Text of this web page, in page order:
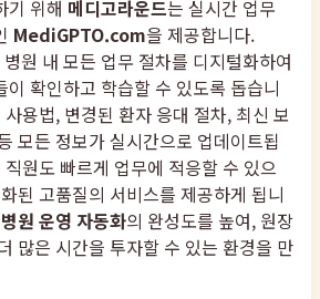
기 위해 메디고라운드는 실시간 업무
MediGPTO.com을 제공합니다.
병원 내 모든 업무 절차를 디지털화하여
이 확인하고 학습할 수 있도록 돕습니
용법, 변경된 환자 응대 절차, 최신 보
모든 정보가 실시간으로 업데이트됩
원도 빠르게 업무에 적응할 수 있으
된 고품질의 서비스를 제공하게 됩니
병원 운영 자동화의 완성도를 높여, 원장
많은 시간을 투자할 수 있는 환경을 만